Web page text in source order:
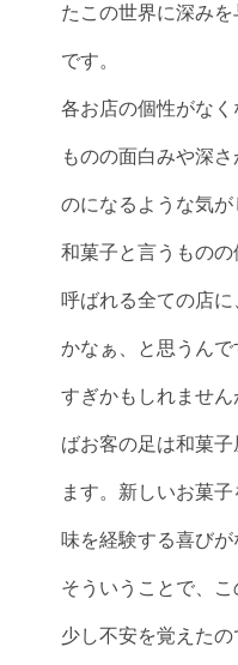
たこの世界に深み
です。
各お店の個性がな
ものの面白みや深
のになるような気が
和菓子と言うもの
呼ばれる全ての店
かなぁ、と思うんで
すぎかもしれませ
ばお客の足は和菓
ます。新しいお菓
味を経験する喜びが
そういうことで、
少し不安を覚えたの